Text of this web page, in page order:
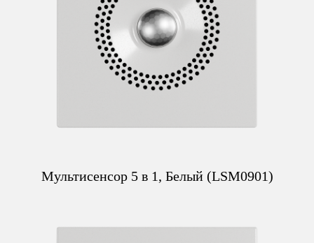
Мультисенсор 5 в 1, Белый (LSM0901)